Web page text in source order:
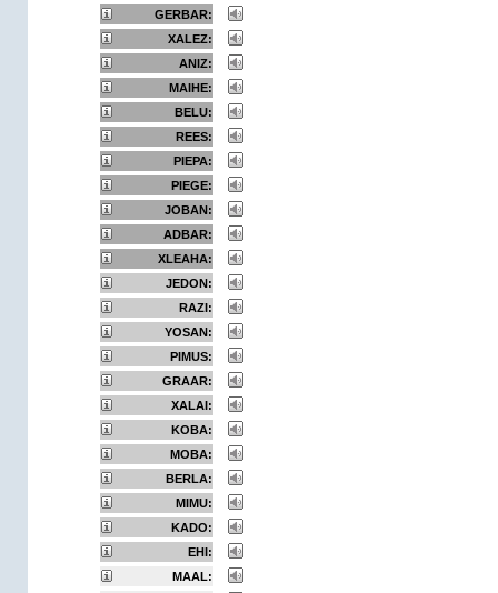
GERBAR:
XALEZ:
ANIZ:
MAIHE:
BELU:
REES:
PIEPA:
PIEGE:
JOBAN:
ADBAR:
XLEAHA:
JEDON:
RAZI:
YOSAN:
PIMUS:
GRAAR:
XALAI:
KOBA:
MOBA:
BERLA:
MIMU:
KADO:
EHI:
MAAL: